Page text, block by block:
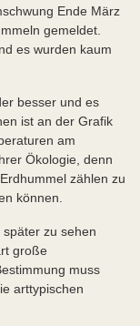
Ende März
gemeldet.
es wurden kaum
besser und es
ist an der Grafik
am
Ökologie, denn
zählen zu
können.
zu sehen
große
muss
arttypischen